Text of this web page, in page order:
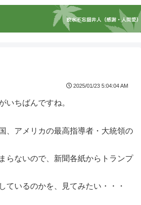
2025/01/23 5:04:04 AM
いちばんですね。
、アメリカの最高指導者・大統領の
らないので、新聞各紙からトランプ
ているのかを、見てみたい・・・